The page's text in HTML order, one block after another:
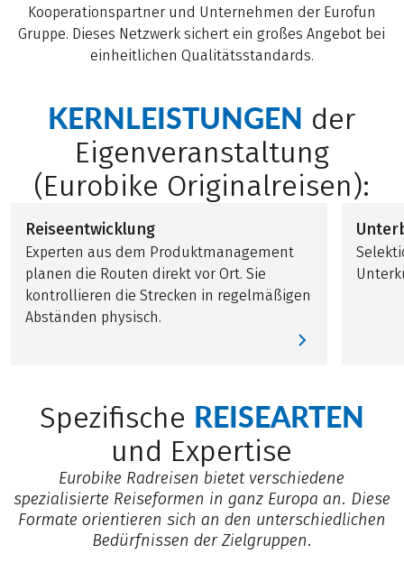
Kooperationspartner und Unternehmen der Eurofun
Gruppe. Dieses Netzwerk sichert ein großes Angebot bei
einheitlichen Qualitätsstandards.
KERNLEISTUNGEN der
Eigenveranstaltung
(Eurobike Originalreisen):
Reiseentwicklung
Experten aus dem Produktmanagement
planen die Routen direkt vor Ort. Sie
kontrollieren die Strecken in regelmäßigen
Abständen physisch.
Spezifische REISEARTEN
und Expertise
Eurobike Radreisen bietet verschiedene
spezialisierte Reiseformen in ganz Europa an. Diese
Formate orientieren sich an den unterschiedlichen
Bedürfnissen der Zielgruppen.